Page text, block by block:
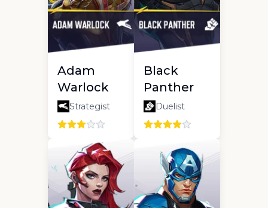
Adam
Warlock
Strategist
Black
Panther
Duelist